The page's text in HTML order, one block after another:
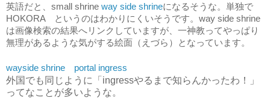
英語だと、small shrine way side shrineになるそうな。単独で
HOKORA　というのはわかりにくいそうです。way side shrine
は画像検索の結果へリンクしていますが、一神教ってやっぱり
無理があるような気がする絵面（えづら）となっています。
wayside shrine　portal ingress
外国でも同じように「ingressやるまで知らんかったわ！」
ってなことが多いような。